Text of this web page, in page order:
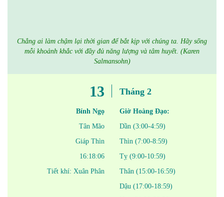
Chẳng ai làm chậm lại thời gian để bắt kịp với chúng ta. Hãy sống
mỗi khoảnh khắc với đầy đủ năng lượng và tâm huyết. (Karen
Salmansohn)
13
Bính Ngọ
Tân Mão
Giáp Thìn
16:18:06
Tiết khí: Xuân Phân
Tháng 2
Giờ Hoàng Đạo:
Dần (3:00-4:59)
Thìn (7:00-8:59)
Tỵ (9:00-10:59)
Thân (15:00-16:59)
Dậu (17:00-18:59)